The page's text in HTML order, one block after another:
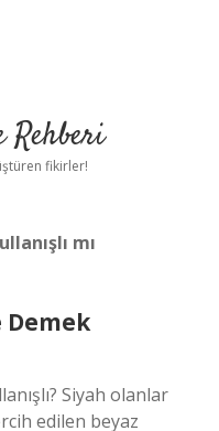
Rehberi
fikirler!
mı
Demek
Siyah olanlar
edilen beyaz